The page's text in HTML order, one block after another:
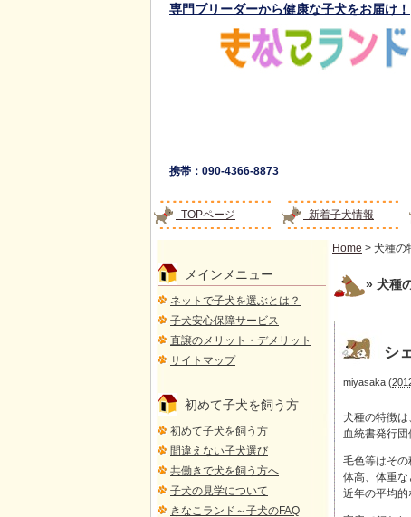
専門ブリーダーから健康な子犬をお届け！
携帯：090-4366-8873
TOPページ 新着子犬情報
Home > 犬種の
» 犬種
シ
miyasaka (
犬種の特徴は
血統書発行団
毛色等はその
体高、体重な
近年の平均的
メインメニュー
ネットで子犬を選ぶとは？
子犬安心保障サービス
直譲のメリット・デメリット
サイトマップ
初めて子犬を飼う方
初めて子犬を飼う方
間違えない子犬選び
共働きで犬を飼う方へ
子犬の見学について
きなこランド～子犬のFAQ